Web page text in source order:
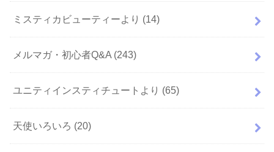
ミスティカビューティーより (14)
メルマガ・初心者Q&A (243)
ユニティインスティチュートより (65)
天使いろいろ (20)